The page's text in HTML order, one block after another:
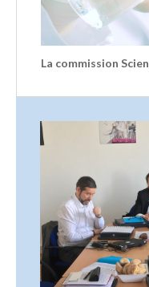
La commission